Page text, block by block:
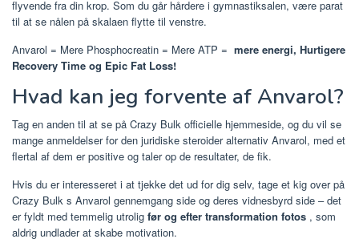
flyvende fra din krop. Som du går hårdere i gymnastiksalen, være parat
til at se nålen på skalaen flytte til venstre.
Anvarol = Mere Phosphocreatin = Mere ATP = mere energi, Hurtigere
Recovery Time og Epic Fat Loss!
Hvad kan jeg forvente af Anvarol?
Tag en anden til at se på Crazy Bulk officielle hjemmeside, og du vil se
mange anmeldelser for den juridiske steroider alternativ Anvarol, med et
flertal af dem er positive og taler op de resultater, de fik.
Hvis du er interesseret i at tjekke det ud for dig selv, tage et kig over på
Crazy Bulk s Anvarol gennemgang side og deres vidnesbyrd side – det
er fyldt med temmelig utrolig før og efter transformation fotos , som
aldrig undlader at skabe motivation.